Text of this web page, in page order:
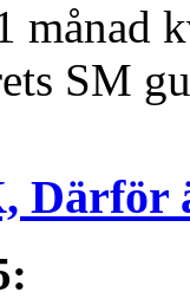
månad
SM
Därför
: